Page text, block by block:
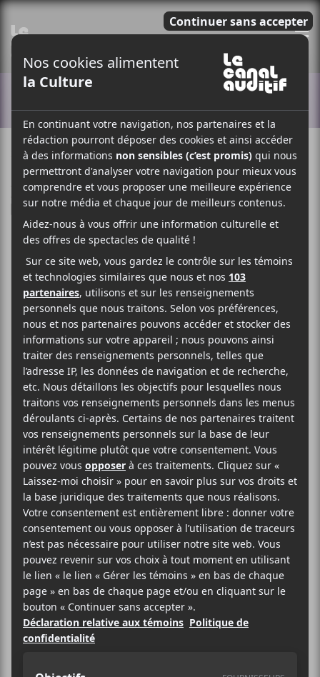
24 FÉVRIER 2025
PARSIMÉON DUMONT
/ CLASSIQUE
/ INSTRUMENTALE
F
A
C
E
B
O
K
T
W
I
T
T
E
P
A
R
T
A
G
E
R
Jean-Michel Blais
et Lara Somogyi
uniront leur force
sur un nouvel
album
collaboratif